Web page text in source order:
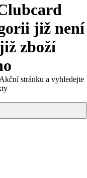
již není
zboží
stránku a vyhledejte